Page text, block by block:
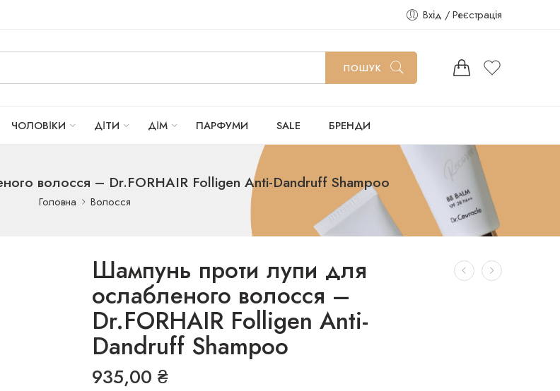
Вхід / Реєстрація
ПОШУК
ЧОЛОВІКИ ДІТИ ДІМ ПАРФУМИ SALE БРЕНДИ
волосся – Dr.FORHAIR Folligen Anti-Dandruff Shampoo
Головна Волосся
Шампунь проти лупи для
ослабленого волосся –
Dr.FORHAIR Folligen Anti-
Dandruff Shampoo
935,00 ₴